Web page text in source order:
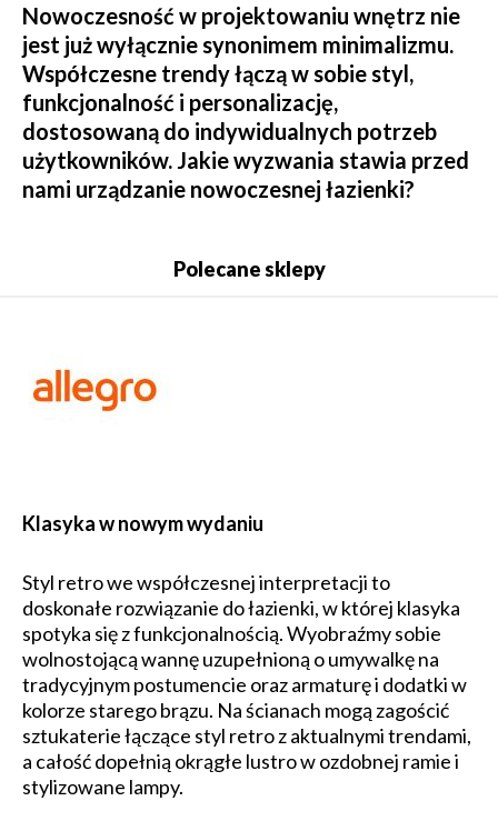
Nowoczesność w projektowaniu wnętrz nie
jest już wyłącznie synonimem minimalizmu.
Współczesne trendy łączą w sobie styl,
funkcjonalność i personalizację,
dostosowaną do indywidualnych potrzeb
użytkowników. Jakie wyzwania stawia przed
nami urządzanie nowoczesnej łazienki?
Polecane sklepy
Klasyka w nowym wydaniu
Styl retro we współczesnej interpretacji to
doskonałe rozwiązanie do łazienki, w której klasyka
spotyka się z funkcjonalnością. Wyobraźmy sobie
wolnostojącą wannę uzupełnioną o umywalkę na
tradycyjnym postumencie oraz armaturę i dodatki w
kolorze starego brązu. Na ścianach mogą zagościć
sztukaterie łączące styl retro z aktualnymi trendami,
a całość dopełnią okrągłe lustro w ozdobnej ramie i
stylizowane lampy.